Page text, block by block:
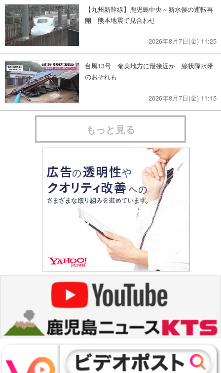
【九州新幹線】鹿児島中央～新水俣の運転再
開 熊本地震で見合わせ
2026年8月7日(金) 11:25
台風13号 奄美地方に最接近か 線状降水帯
のおそれも
2026年8月7日(金) 11:15
もっと見る